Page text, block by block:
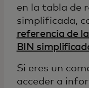
en la tabla de
simplificada,
referencia de
BIN
Si eres un
acceder a